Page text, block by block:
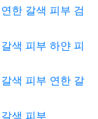
한 갈색 피부 검
색 피부 하얀 피
색 피부 연한 갈
색 피부